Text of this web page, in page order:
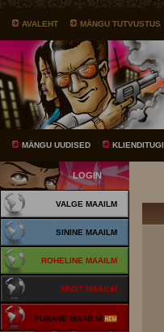
AVALEHT MÄNGU TUTVUSTUS
MÄNGU UUDISED KLIENDITUGI
LOGIN
VALGE MAAILM
SININE MAAILM
ROHELINE MAAILM
MUST MAAILM
PUNANE MAAILM